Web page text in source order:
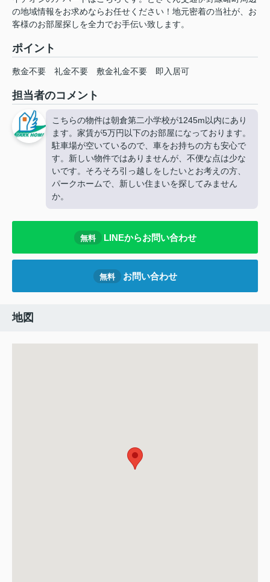
の地域情報をお求めならお任せください！地元密着の当社が、お
客様のお部屋探しを全力でお手伝い致します。
ポイント
敷金不要 礼金不要 敷金礼金不要 即入居可
担当者のコメント
こちらの物件は朝倉第二小学校が1245m以内にあり
ます。家賃が5万円以下のお部屋になっております。
駐車場が空いているので、車をお持ちの方も安心で
す。新しい物件ではありませんが、不便な点は少な
いです。そろそろ引っ越しをしたいとお考えの方、
パークホームで、新しい住まいを探してみません
か。
無料 LINEからお問い合わせ
無料 お問い合わせ
地図